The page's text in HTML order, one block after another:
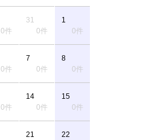
0件
31
0件
1
0件
0件
7
0件
8
0件
0件
14
0件
15
0件
21
22